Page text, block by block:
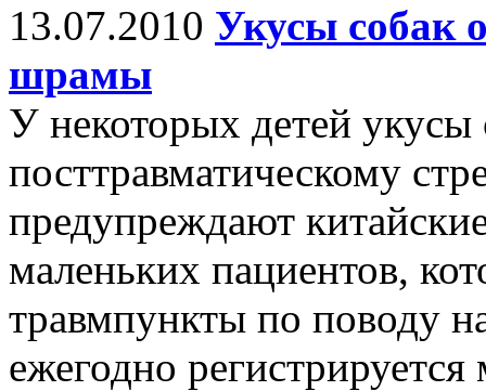
13.07.2010 Укусы собак
шрамы
У некоторых детей укусы
посттравматическому
предупреждают
маленьких пациентов,
травмпункты по поводу
ежегодно